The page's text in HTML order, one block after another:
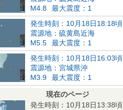
M4.8
最大震度：1
発生時刻：10月18日18:18頃
震源地：硫黄島近海
M5.5
最大震度：1
発生時刻：10月18日16:03頃
震源地：宮城県沖
M3.9
最大震度：1
現在のページ
発生時刻：10月18日13:38頃